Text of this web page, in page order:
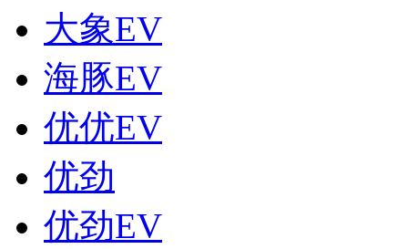
大象EV
海豚EV
优优EV
优劲
优劲EV